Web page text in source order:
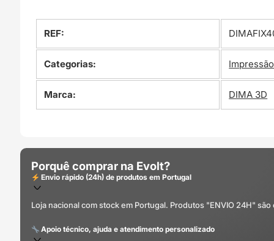
REF:
Categorias:
Marca: DIMA 3D
Porquê comprar na Evolt?
Envio rápido (24h) de produtos em Portugal
Loja nacional com stock em Portugal. Produtos "ENVIO 24H"
Apoio técnico, ajuda e atendimento personalizado